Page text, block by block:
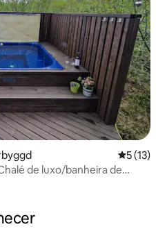
5 de uma
5 (13)
de luxo/banheira de